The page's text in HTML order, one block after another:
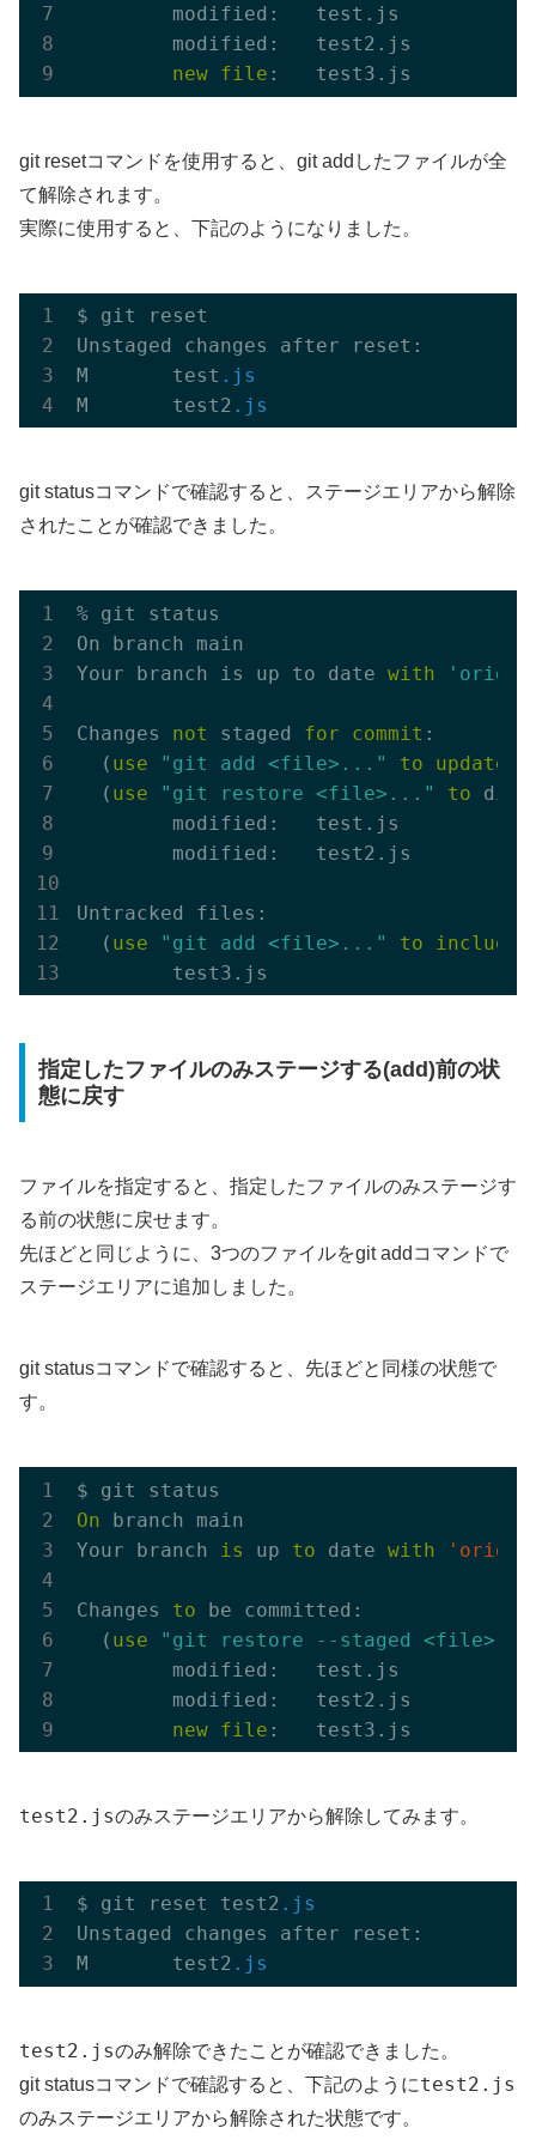
        modified:   test.js
        modified:   test2.js
new file
git resetコマンドを使用すると、git addしたファイルが全
て解除されます。
実際に使用すると、下記のようになりました。
$ git reset
Unstaged changes after reset:
M       test .js
M       test2 .js
git statusコマンドで確認すると、ステージエリアから解除
されたことが確認できました。
% git status
On branch main
Your branch is up to date with
Changes not staged for commit :
  (
use "git add <file>..." to update
  (
use "git restore <file>..." to
        modified:   test.js
        modified:   test2.js
Untracked files:
  (
use "git add <file>..." to include
指定したファイルのみステージする(add)前の状
態に戻す
ファイルを指定すると、指定したファイルのみステージす
る前の状態に戻せます。
先ほどと同じように、3つのファイルをgit addコマンドで
ステージエリアに追加しました。
git statusコマンドで確認すると、先ほどと同様の状態で
す。
On branch main
Your branch
is up to date with 'origin
Changes to be committed:
  (
use
"git restore --staged
        modified:   test.js
        modified:   test2.js
new file
test2.jsのみステージエリアから解除してみます。
$ git reset test2 .js
Unstaged changes after reset:
M       test2 .js
test2.jsのみ解除できたことが確認できました。
git statusコマンドで確認すると、下記のようにtest2.js
のみステージエリアから解除された状態です。